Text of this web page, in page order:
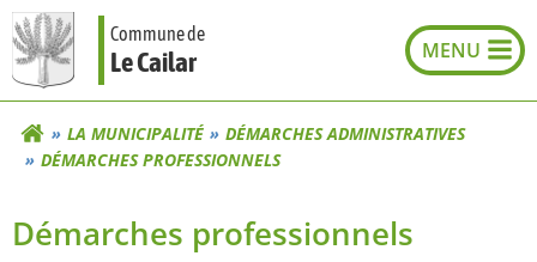
Aller
au
contenu
Commune de
Le Cailar
LA MUNICIPALITÉ
DÉMARCHES ADMINISTRATIVES
DÉMARCHES PROFESSIONNELS
Démarches professionnels